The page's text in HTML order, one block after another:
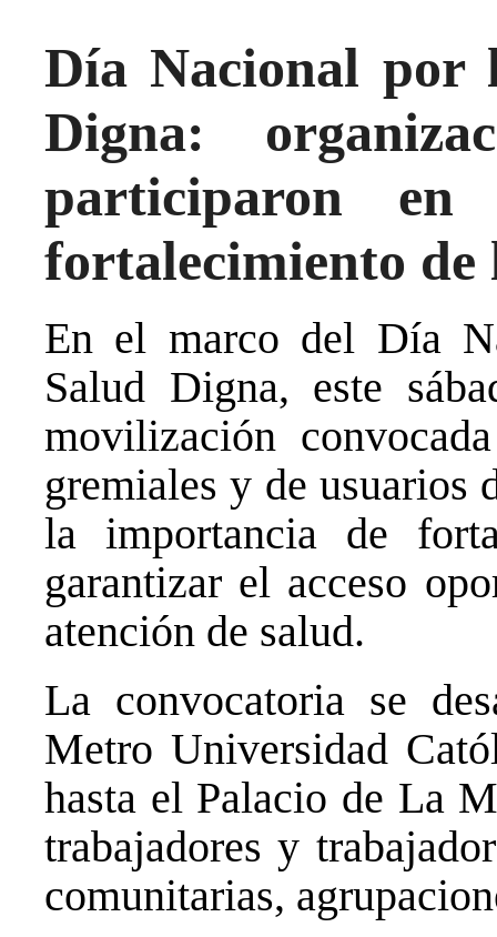
Día Nacional por
Digna:
participaron
fortalecimiento de
En el marco del Día
Salud Digna, este
movilización
gremiales y de usuarios
la importancia de
garantizar el acceso
atención de salud.
La convocatoria se
Metro Universidad
hasta el Palacio de La
trabajadores y
comunitarias,